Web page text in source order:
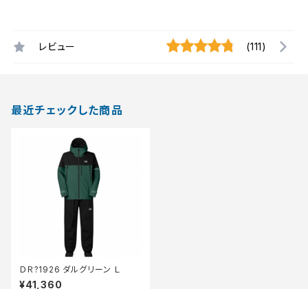
レビュー (111)
最近チェックした商品
ＤＲ?1926 ダルグリーン Ｌ
¥41,360